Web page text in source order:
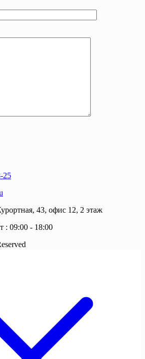
25
43, офис 12, 2 этаж
: 09:00 - 18:00